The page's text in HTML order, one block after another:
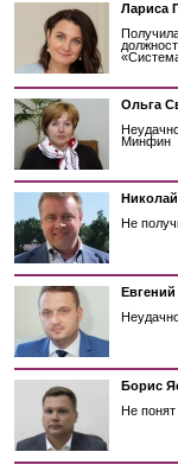
Лариса
Ольга
Минфин
Не
Борис
Не